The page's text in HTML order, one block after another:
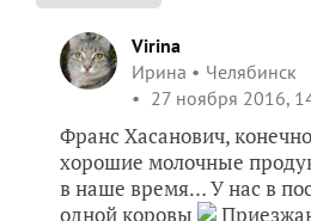
Virina
Ирина
Челябинск
27 ноября 2016,
Франс Хасанович,
хорошие молочные
в наше время… У нас в
одной коровы